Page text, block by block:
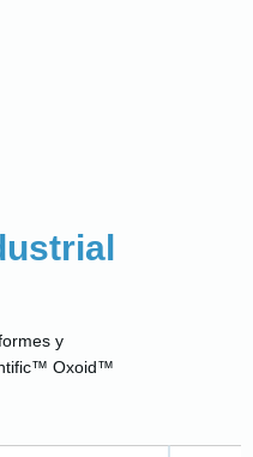
y
Oxoid™